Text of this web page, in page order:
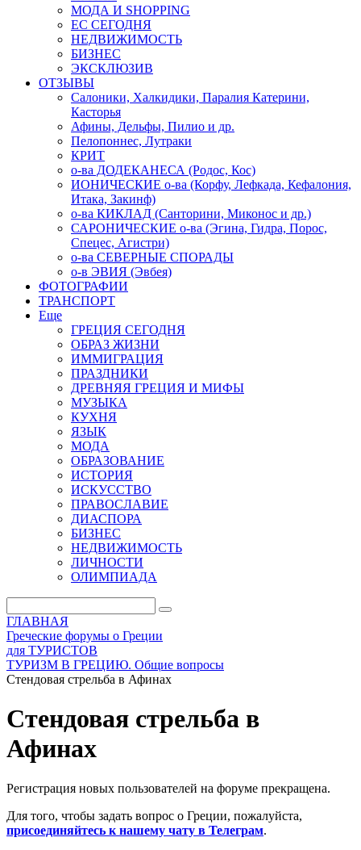
МОДА И SHOPPING
ЕС СЕГОДНЯ
НЕДВИЖИМОСТЬ
БИЗНЕС
ЭКСКЛЮЗИВ
ОТЗЫВЫ
Салоники, Халкидики, Паралия Катерини,
Касторья
Афины, Дельфы, Пилио и др.
Пелопоннес, Лутраки
КРИТ
о-ва ДОДЕКАНЕСА (Родос, Кос)
ИОНИЧЕСКИЕ о-ва (Корфу, Лефкада, Кефалония,
Итака, Закинф)
о-ва КИКЛАД (Санторини, Миконос и др.)
САРОНИЧЕСКИЕ о-ва (Эгина, Гидра, Порос,
Спецес, Агистри)
о-ва СЕВЕРНЫЕ СПОРАДЫ
о-в ЭВИЯ (Эвбея)
ФОТОГРАФИИ
ТРАНСПОРТ
Еще
ГРЕЦИЯ СЕГОДНЯ
ОБРАЗ ЖИЗНИ
ИММИГРАЦИЯ
ПРАЗДНИКИ
ДРЕВНЯЯ ГРЕЦИЯ И МИФЫ
МУЗЫКА
КУХНЯ
ЯЗЫК
МОДА
ОБРАЗОВАНИЕ
ИСТОРИЯ
ИСКУССТВО
ПРАВОСЛАВИЕ
ДИАСПОРА
БИЗНЕС
НЕДВИЖИМОСТЬ
ЛИЧНОСТИ
ОЛИМПИАДА
ГЛАВНАЯ
Греческие форумы о Греции
для ТУРИСТОВ
ТУРИЗМ В ГРЕЦИЮ. Общие вопросы
Стендовая стрельба в Афинах
Стендовая стрельба в
Афинах
Регистрация новых пользователей на форуме прекращена.
Для того, чтобы задать вопрос о Греции, пожалуйста,
присоединяйтесь к нашему чату в Телеграм.